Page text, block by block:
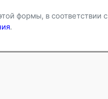
формы, в соответствии с
.